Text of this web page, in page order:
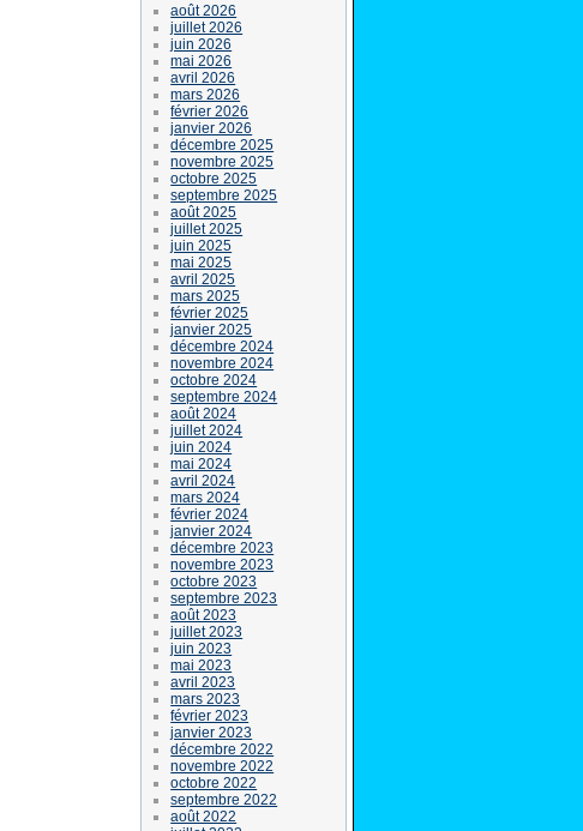
août 2026
juillet 2026
juin 2026
mai 2026
avril 2026
mars 2026
février 2026
janvier 2026
décembre 2025
novembre 2025
octobre 2025
septembre 2025
août 2025
juillet 2025
juin 2025
mai 2025
avril 2025
mars 2025
février 2025
janvier 2025
décembre 2024
novembre 2024
octobre 2024
septembre 2024
août 2024
juillet 2024
juin 2024
mai 2024
avril 2024
mars 2024
février 2024
janvier 2024
décembre 2023
novembre 2023
octobre 2023
septembre 2023
août 2023
juillet 2023
juin 2023
mai 2023
avril 2023
mars 2023
février 2023
janvier 2023
décembre 2022
novembre 2022
octobre 2022
septembre 2022
août 2022